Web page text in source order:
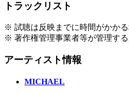
トラックリスト
※ 試聴は反映までに時間がかかる
※ 著作権管理事業者等が管理する
アーティスト情報
MICHAEL